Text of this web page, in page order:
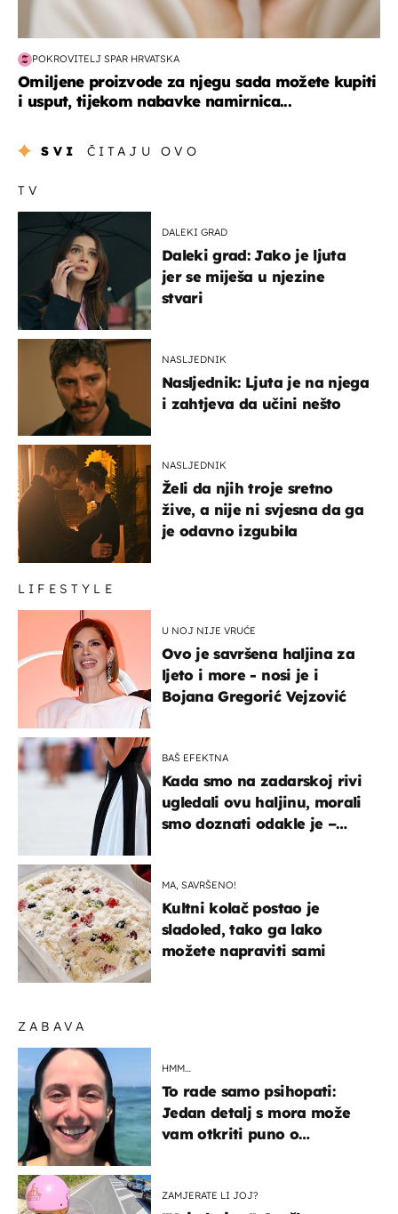
POKROVITELJ SPAR HRVATSKA
Omiljene proizvode za njegu sada možete kupiti
i usput, tijekom nabavke namirnica...
SVI ČITAJU OVO
ZABAVA
HMM…
To rade samo psihopati:
Jedan detalj s mora može
vam otkriti puno o
ZAMJERATE LI JOJ?
TV
DALEKI GRAD
Daleki grad: Jako je ljuta
jer se miješa u njezine
stvari
NASLJEDNIK
Nasljednik: Ljuta je na njega
i zahtjeva da učini nešto
NASLJEDNIK
Želi da njih troje sretno
žive, a nije ni svjesna da ga
je odavno izgubila
LIFESTYLE
U NOJ NIJE VRUĆE
Ovo je savršena haljina za
ljeto i more - nosi je i
Bojana Gregorić Vejzović
BAŠ EFEKTNA
Kada smo na zadarskoj rivi
ugledali ovu haljinu, morali
smo doznati odakle je –
MA, SAVRŠENO!
Kultni kolač postao je
sladoled, tako ga lako
možete napraviti sami